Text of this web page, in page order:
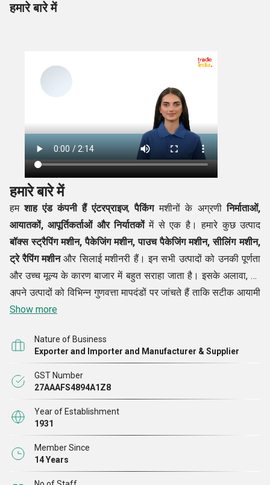
हमारे बारे में
हमारे बारे में
हमशाह एंड कंपनी हैं एंटरप्राइज,पैकिंगमशीनों के अग्रणीनिर्माताओं,
आयातकों, आपूर्तिकर्ताओं और निर्यातकोंमें से एक है। हमारे कुछ उत्पाद
बॉक्स स्ट्रैपिंग मशीन, पैकेजिंग मशीन, पाउच पैकेजिंग मशीन, सीलिंग मशीन,
ट्रे रैपिंग मशीनऔर सिलाई मशीनरी हैं। इन सभी उत्पादों को उनकी पूर्णता
और उच्च मूल्य के कारण बाजार में बहुत सराहा जाता है। इसके अलावा, हम
अपने उत्पादों को विभिन्न गुणवत्ता मापदंडों पर जांचते हैं ताकि सटीक आयामी
फ़िनिश, भार झेलने की ताकत और लंबे समय तक उपयोग करने की अवधि के
हमारे उत्पाद अंतर्राष्ट्रीय गुणवत्ता मानकों के तकनीकी विनिर्देश के अनुसार
बनाए जाते हैं जो ग्राहकों की विभिन्न आवश्यकताओं के अनुरूप होते हैं।
सबसे महत्वपूर्ण बात यह है कि हम ग्राहकों की आवश्यकता के अनुसार
अनुकूलित उत्पाद जैसे कन्वेयर और वैक्यूम पैकिंग उपकरण
हैं।
वर्ष 1931में स्थापित, हम उद्योग की जड़ों में एक मजबूत छाप छोड़ने के लिए
अपने स्मार्ट काम को जारी रखे हुए हैं। अपनी अंदरूनी कहानी को संक्षिप्त
करने के लिए, हमने अपने परिसर में वेयरहाउसिंग और पैकेजिंग के असेंबल विंग
।
Show more
Nature of Business
Exporter and Importer and Manufacturer & Supplier
GST Number
27AAAFS4894A1Z8
Year of Establishment
1931
Member Since
14 Years